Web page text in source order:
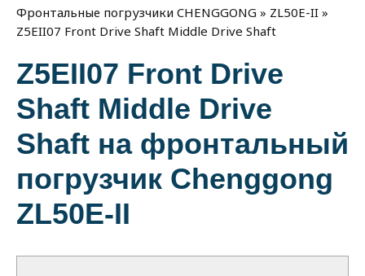
Фронтальные погрузчики CHENGGONG » ZL50E-II »
Z5EII07 Front Drive Shaft Middle Drive Shaft
Z5EII07 Front Drive
Shaft Middle Drive
Shaft на фронтальный
погрузчик Chenggong
ZL50E-II